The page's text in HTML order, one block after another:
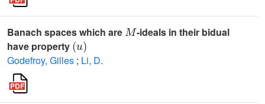
Banach spaces which are
-ideals in their bidual
have property
(u)
Godefroy, Gilles ; Li, D.